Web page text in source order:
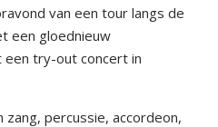
van een tour langs de
een gloednieuw
try-out concert in
percussie, accordeon,